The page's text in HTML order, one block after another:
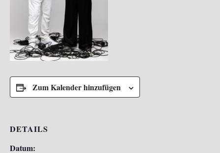
Zum Kalender hinzufügen
DETAILS
Datum: